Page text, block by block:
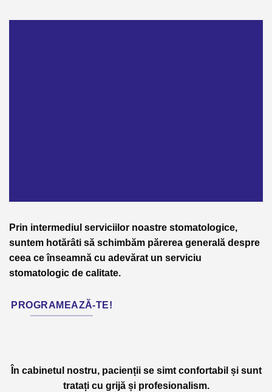
Prin intermediul serviciilor noastre stomatologice,
suntem hotărâti să schimbăm părerea generală despre
ceea ce înseamnă cu adevărat un serviciu
stomatologic de calitate.
PROGRAMEAZĂ-TE!
În cabinetul nostru, pacienții se simt confortabil și sunt
tratați cu grijă și profesionalism.